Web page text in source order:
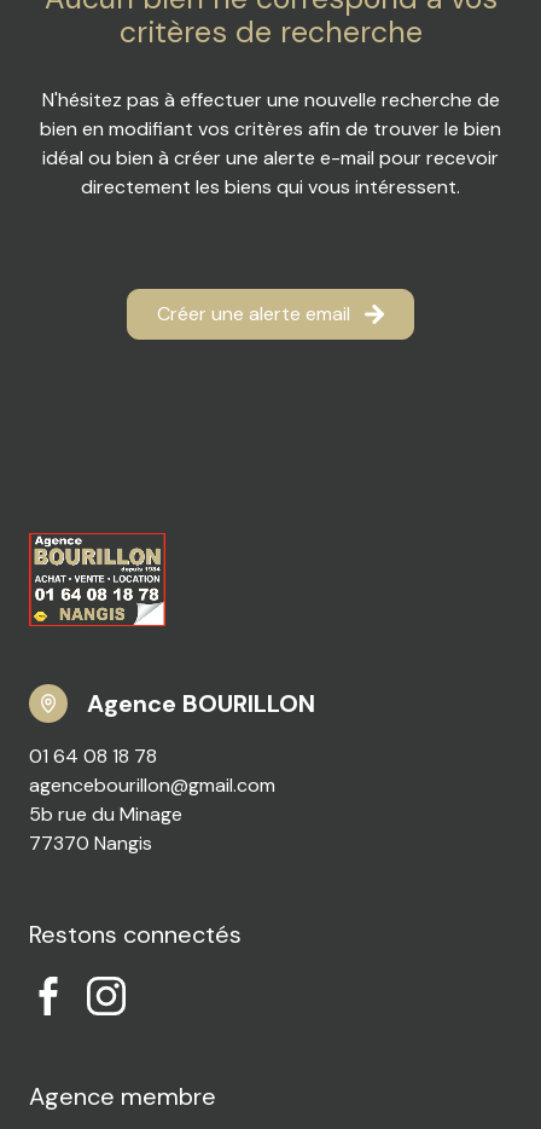
IMMOBILIER
PROFESSIONEL
DIVERS
ACTUALITEScritères de recherche
N'hésitez pas à effectuer une nouvelle recherche de
bien en modifiant vos critères afin de trouver le bien
idéal ou bien à créer une alerte e-mail pour recevoir
directement les biens qui vous intéressent.
Créer une alerte email
Agence BOURILLON
01 64 08 18 78
agencebourillon@gmail.com
5b rue du Minage
77370 Nangis
Restons connectés
Agence membre